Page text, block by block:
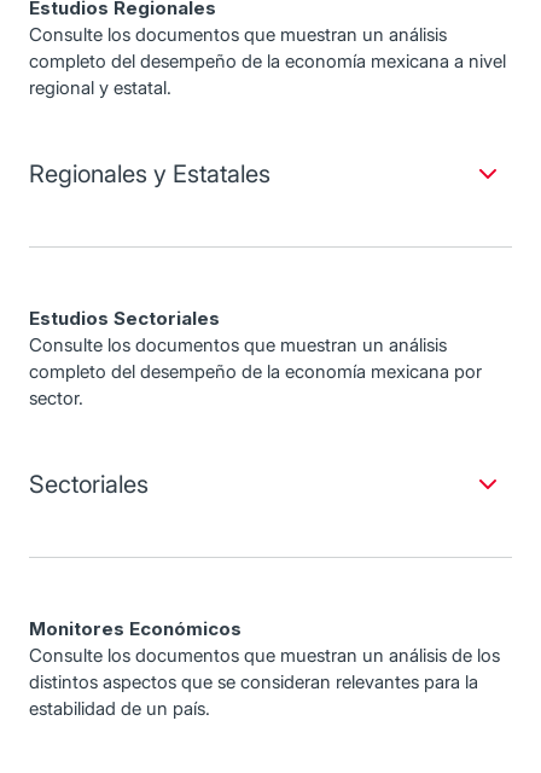
Estudios Regionales
Consulte los documentos que muestran un análisis
completo del desempeño de la economía mexicana a nivel
regional y estatal.
Regionales y Estatales
Estudios Sectoriales
Consulte los documentos que muestran un análisis
completo del desempeño de la economía mexicana por
sector.
Sectoriales
Monitores Económicos
Consulte los documentos que muestran un análisis de los
distintos aspectos que se consideran relevantes para la
estabilidad de un país.